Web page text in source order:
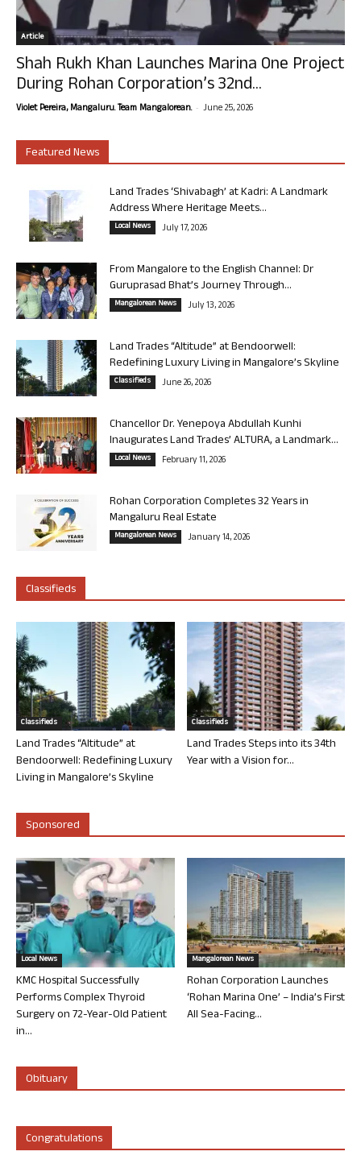
Article
Shah Rukh Khan Launches Marina One Project
During Rohan Corporation’s 32nd...
Violet Pereira, Mangaluru. Team Mangalorean. - June 25, 2026
Featured News
Land Trades ‘Shivabagh’ at Kadri: A Landmark
Address Where Heritage Meets...
Local News July 17, 2026
From Mangalore to the English Channel: Dr
Guruprasad Bhat’s Journey Through...
Mangalorean News July 13, 2026
Land Trades “Altitude” at Bendoorwell:
Redefining Luxury Living in Mangalore’s Skyline
Classifieds June 26, 2026
Chancellor Dr. Yenepoya Abdullah Kunhi
Inaugurates Land Trades’ ALTURA, a Landmark...
Local News February 11, 2026
Rohan Corporation Completes 32 Years in
Mangaluru Real Estate
Mangalorean News January 14, 2026
Classifieds
Classifieds
Land Trades “Altitude” at
Bendoorwell: Redefining Luxury
Living in Mangalore’s Skyline
Classifieds
Land Trades Steps into its 34th
Year with a Vision for...
Sponsored
Local News
KMC Hospital Successfully
Performs Complex Thyroid
Surgery on 72-Year-Old Patient
in...
Mangalorean News
Rohan Corporation Launches
‘Rohan Marina One’ – India’s First
All Sea-Facing...
Obituary
Congratulations